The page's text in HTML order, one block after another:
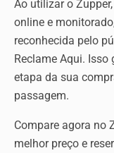
Ao utilizar o
online e
reconhecida pelo
Reclame Aqui.
etapa da sua
passagem.
Compare agora no
melhor preço e